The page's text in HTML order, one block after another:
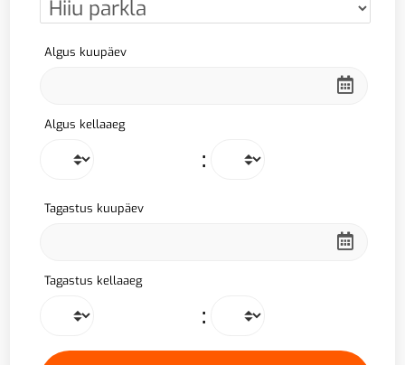
Algus kuupäev
Algus kellaaeg
:
Tagastus kuupäev
Tagastus kellaaeg
: